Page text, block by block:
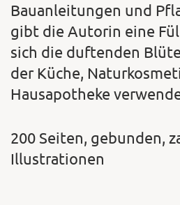
Bauanleitungen und
gibt die Autorin eine
sich die duftenden
der Küche,
Hausapotheke
200 Seiten, gebunden,
Illustrationen